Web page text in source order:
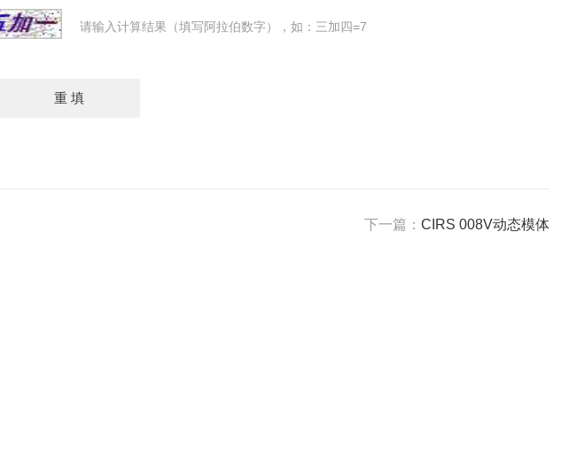
请输入计算结果（填写阿拉伯数字），如：三加四=7
下一篇： CIRS 008V动态模体